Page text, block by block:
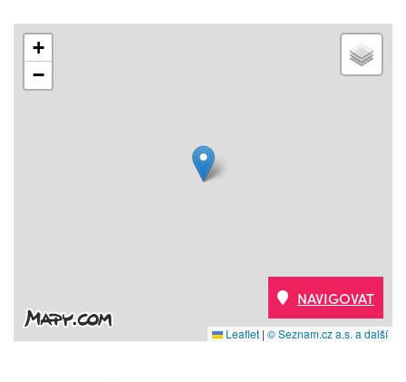
+
−
Leaflet | © Seznam.cz a.s. a další
NAVIGOVAT